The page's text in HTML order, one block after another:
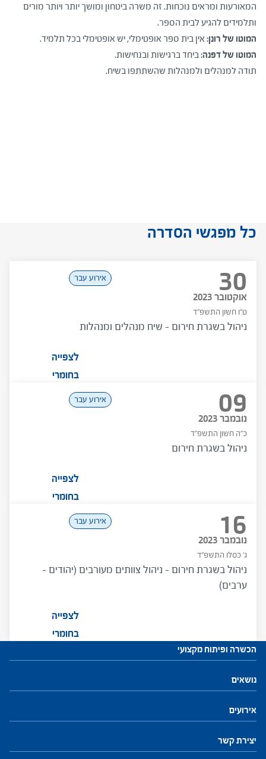
המאורעות ומראים נוכחות. זה משרה ביטחון ומושך יותר ויותר מורים
ותלמידים להגיע לבית הספר.
המוטו של רונן:אין בית ספר אופטימלי, יש אופטימלי בכל תלמיד.
המוטו של דפנה:ביחד ברגישות ובנחישות.
תודה למנהלים ולמנהלות שהשתתפו בשיח.
כל מפגשי הסדרה
30
אוקטובר 2023
ט"ו חשון התשפ"ד
ניהול בשגרת חירום – שיח מנהלים ומנהלות
אירוע עבר
לצפייה
בחומרי
המפגש
09
נובמבר 2023
כ"ה חשון התשפ"ד
ניהול בשגרת חירום
אירוע עבר
לצפייה
בחומרי
המפגש
16
נובמבר 2023
ג' כסלו התשפ"ד
ניהול בשגרת חירום – ניהול צוותים מעורבים (יהודים –
ערבים)
אירוע עבר
לצפייה
בחומרי
הכשרה ופיתוח מקצועי
התוכנית להכשרת מנהלי בתי ספר
פיתוח מקצועי למנהלים ולמנהלות
פיתוח מקצועי למפקחים ולמפקחות
נושאים
התמקדות ביחיד
אירועים
יצירת קשר